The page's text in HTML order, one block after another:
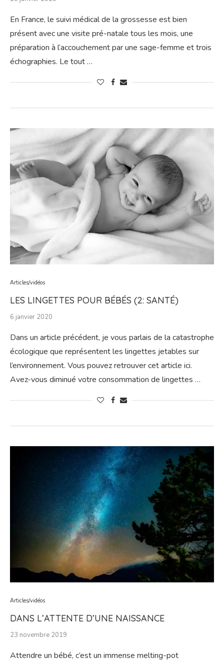
En France, le suivi médical de la grossesse est bien
présent avec une visite pré-natale tous les mois, une
préparation à l’accouchement par une sage-femme et trois
échographies. Le tout …
Articles/vidéos
LES LINGETTES POUR BÉBÉS (2: SANTÉ)
6 janvier 2020
Dans un article précédent, je vous parlais de la catastrophe
écologique que représentent les lingettes jetables sur
l’environnement. Vous pouvez retrouver cet article ici.
Avez-vous diminué votre consommation de lingettes …
Articles/vidéos
DANS L’ATTENTE D’UNE NAISSANCE
23 novembre 2019
Attendre un bébé, c’est un immense melting-pot